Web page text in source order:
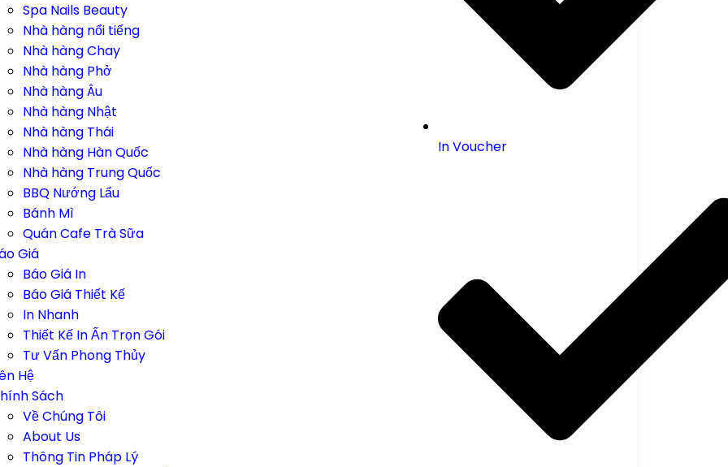
Spa Nails Beauty
Nhà hàng nổi tiếng
Nhà hàng Chay
Nhà hàng Phở
Nhà hàng Âu
Nhà hàng Nhật
Nhà hàng Thái
Nhà hàng Hàn Quốc
Nhà hàng Trung Quốc
BBQ Nướng Lẩu
Bánh Mì
Quán Cafe Trà Sữa
Giá
Báo Giá In
Báo Giá Thiết Kế
In Nhanh
Thiết Kế In Ấn Trọn Gói
Tư Vấn Phong Thủy
Hệ
Sách
Về Chúng Tôi
About Us
Thông Tin Pháp Lý
In Voucher